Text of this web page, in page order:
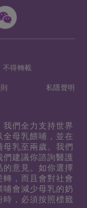
得轉載
私隱聲明
們全力支持世界
母乳餵哺，並在
乳至兩歲。我們
建議你諮詢醫護
意見。如你選擇
，而且會對社會
會減少母乳的奶
，必須按照標籤